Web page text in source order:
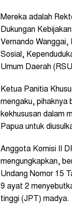
Mereka adalah
Dukungan
Vernando
Sosial,
Umum Daerah
Ketua Panitia
mengaku, pihaknya
kekhususan dalam
Papua untuk
Anggota Komisi II
mengungkapkan,
Undang Nomor 15
9 ayat 2
tinggi (JPT) madya.